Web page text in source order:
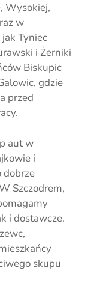
Wysokiej,
w
Tyniec
i Żerniki
Biskupic
gdzie
przed
aut w
i
dobrze
Szczodrem,
i dostawcze.
skupu